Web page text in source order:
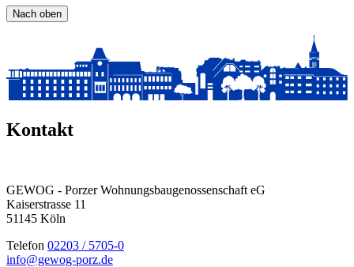
Nach oben
Kontakt
GEWOG - Porzer Wohnungsbau­genossenschaft eG
Kaiserstrasse 11
51145 Köln
Telefon 02203 / 5705-0
info@gewog-porz.de